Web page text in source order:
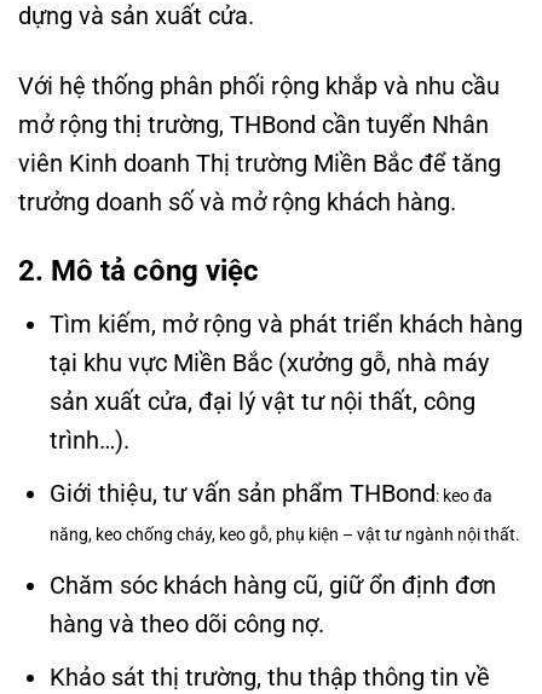
dựng và sản xuất cửa.
Với hệ thống phân phối rộng khắp và nhu cầu
mở rộng thị trường, THBond cần tuyển Nhân
viên Kinh doanh Thị trường Miền Bắc để tăng
trưởng doanh số và mở rộng khách hàng.
2. Mô tả công việc
Tìm kiếm, mở rộng và phát triển khách hàng
tại khu vực Miền Bắc (xưởng gỗ, nhà máy
sản xuất cửa, đại lý vật tư nội thất, công
trình…).
Giới thiệu, tư vấn sản phẩm THBond: keo đa
năng, keo chống cháy, keo gỗ, phụ kiện – vật tư ngành nội thất.
Chăm sóc khách hàng cũ, giữ ổn định đơn
hàng và theo dõi công nợ.
Khảo sát thị trường, thu thập thông tin về